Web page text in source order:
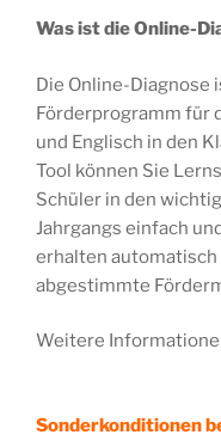
Was ist die Online-
Die Online-Diagnose
Förderprogramm für
und Englisch in den
Tool können Sie
Schüler in den
Jahrgangs einfach
erhalten
abgestimmte
Weitere
Sonderkonditionen